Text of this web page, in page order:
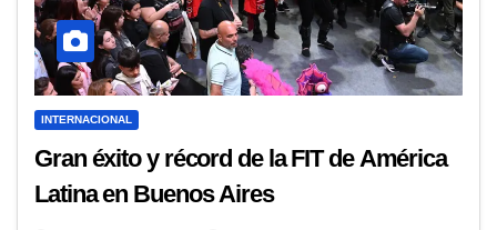
INTERNACIONAL
Gran éxito y récord de la FIT de América
Latina en Buenos Aires